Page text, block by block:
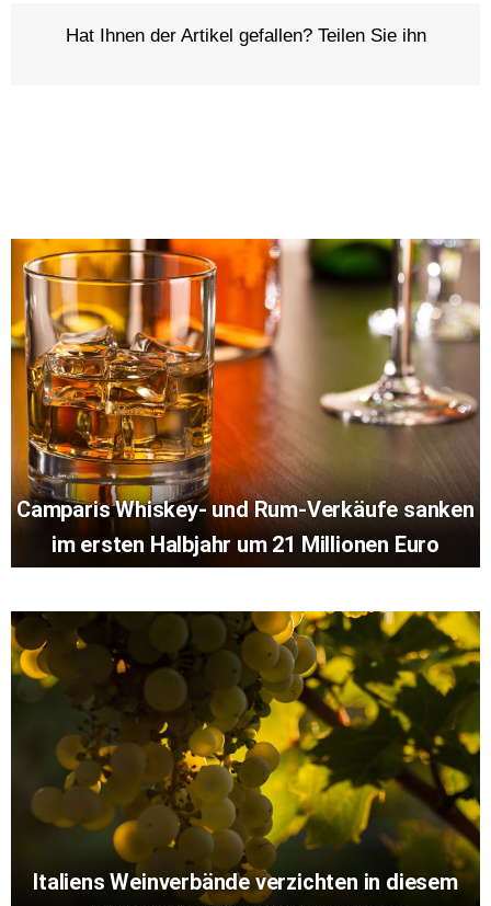
Hat Ihnen der Artikel gefallen? Teilen Sie ihn
Camparis Whiskey- und Rum-Verkäufe sanken
im ersten Halbjahr um 21 Millionen Euro
Italiens Weinverbände verzichten in diesem